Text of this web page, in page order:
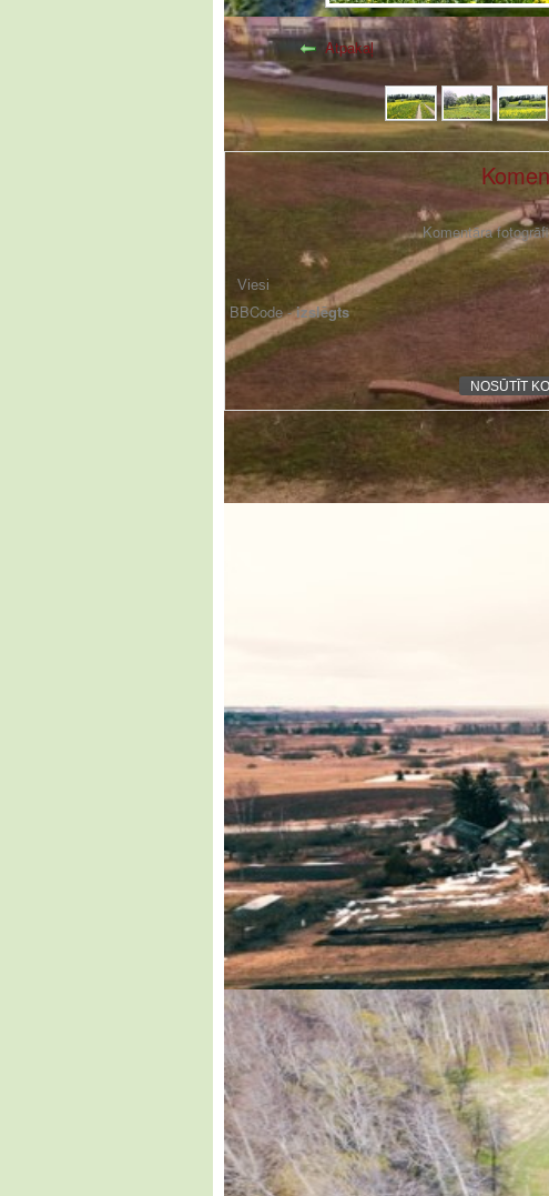
Atpakaļ
Komentāra
BBCode -izslēgts